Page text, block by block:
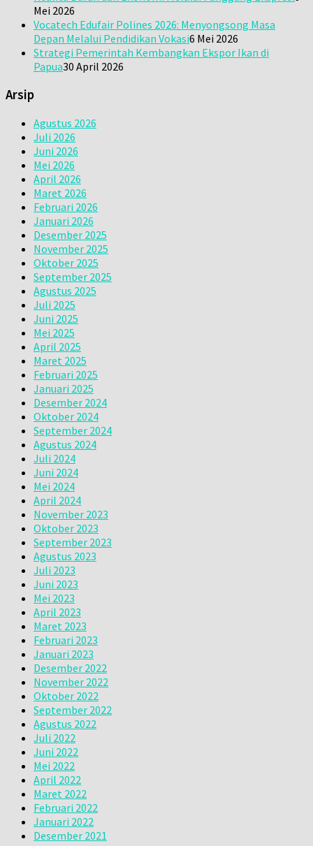
Mei 2026
Vocatech Edufair Polines 2026: Menyongsong Masa
Depan Melalui Pendidikan Vokasi6 Mei 2026
Strategi Pemerintah Kembangkan Ekspor Ikan di
Papua30 April 2026
Arsip
Agustus 2026
Juli 2026
Juni 2026
Mei 2026
April 2026
Maret 2026
Februari 2026
Januari 2026
Desember 2025
November 2025
Oktober 2025
September 2025
Agustus 2025
Juli 2025
Juni 2025
Mei 2025
April 2025
Maret 2025
Februari 2025
Januari 2025
Desember 2024
Oktober 2024
September 2024
Agustus 2024
Juli 2024
Juni 2024
Mei 2024
April 2024
November 2023
Oktober 2023
September 2023
Agustus 2023
Juli 2023
Juni 2023
Mei 2023
April 2023
Maret 2023
Februari 2023
Januari 2023
Desember 2022
November 2022
Oktober 2022
September 2022
Agustus 2022
Juli 2022
Juni 2022
Mei 2022
April 2022
Maret 2022
Februari 2022
Januari 2022
Desember 2021